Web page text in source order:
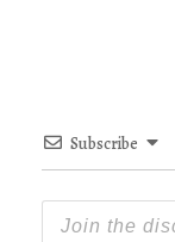
Subscribe